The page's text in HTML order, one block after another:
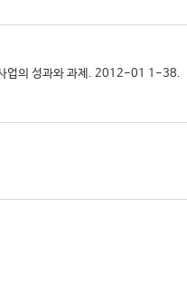
업의 성과와 과제. 2012-01 1-38.